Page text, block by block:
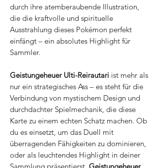
durch ihre atemberaubende Illustration,
die die kraftvolle und spirituelle
Ausstrahlung dieses Pokémon perfekt
einfängt – ein absolutes Highlight für
Sammler.
Geistungeheuer Ulti-Reirautari ist mehr als
nur ein strategisches Ass – es steht für die
Verbindung von mystischem Design und
durchdachter Spielmechanik, die diese
Karte zu einem echten Schatz machen. Ob
du es einsetzt, um das Duell mit
überragenden Fähigkeiten zu dominieren,
oder als leuchtendes Highlight in deiner